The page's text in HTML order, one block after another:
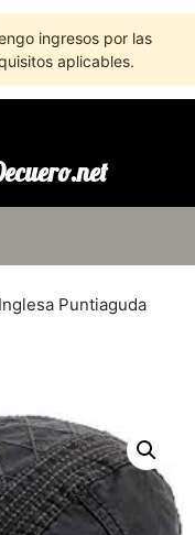
ingresos por las
aplicables.
Puntiaguda